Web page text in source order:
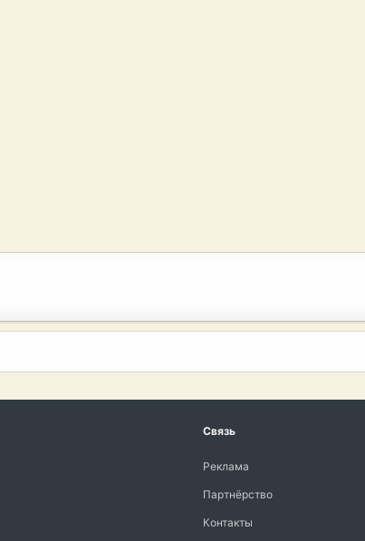
Связь
Реклама
Партнёрство
Контакты